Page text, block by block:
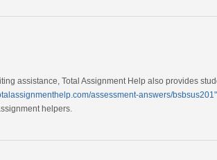
assistance, Total Assignment Help also provides
assessment-answers/
helpers.